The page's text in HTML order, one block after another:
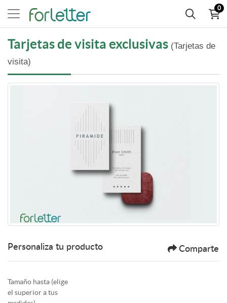
0
Tarjetas de visita exclusivas (Tarjetas de
visita)
Personaliza tu producto Comparte
Tamaño hasta (elige
el superior a tus